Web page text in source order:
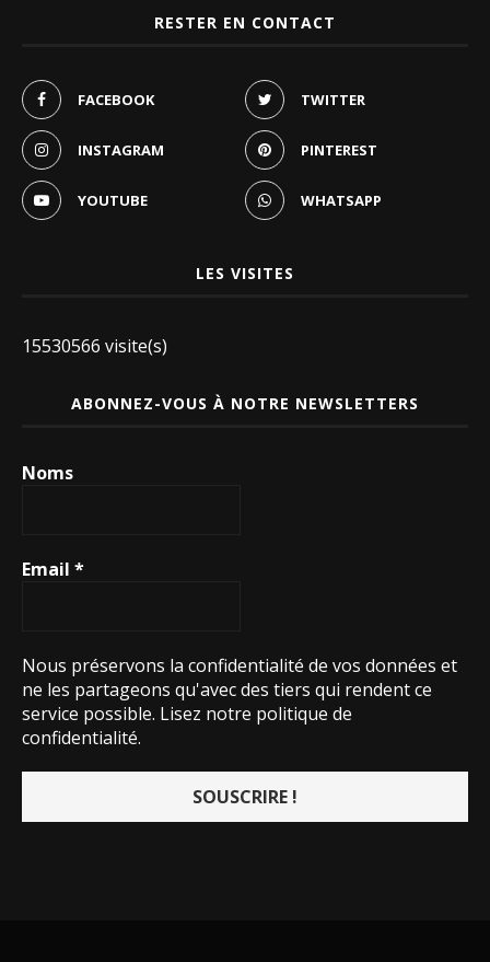
RESTER EN CONTACT
FACEBOOK TWITTER
INSTAGRAM PINTEREST
YOUTUBE WHATSAPP
LES VISITES
15530566 visite(s)
ABONNEZ-VOUS À NOTRE NEWSLETTERS
Noms
Email *
Nous préservons la confidentialité de vos données et
ne les partageons qu'avec des tiers qui rendent ce
service possible. Lisez notre politique de
confidentialité.